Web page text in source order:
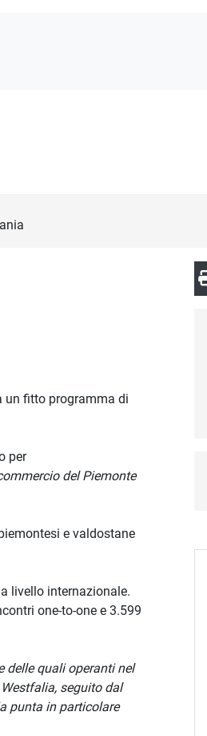
un fitto programma di
per
del Piemonte
e valdostane
livello internazionale.
one-to-one e 3.599
delle quali operanti nel
seguito dal
punta in particolare